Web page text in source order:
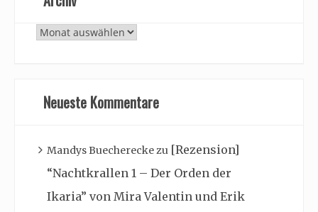
Archiv
Neueste Kommentare
Mandys Buechereckezu [Rezension]
“Nachtkrallen 1 – Der Orden der
Ikaria” von Mira Valentin und Erik